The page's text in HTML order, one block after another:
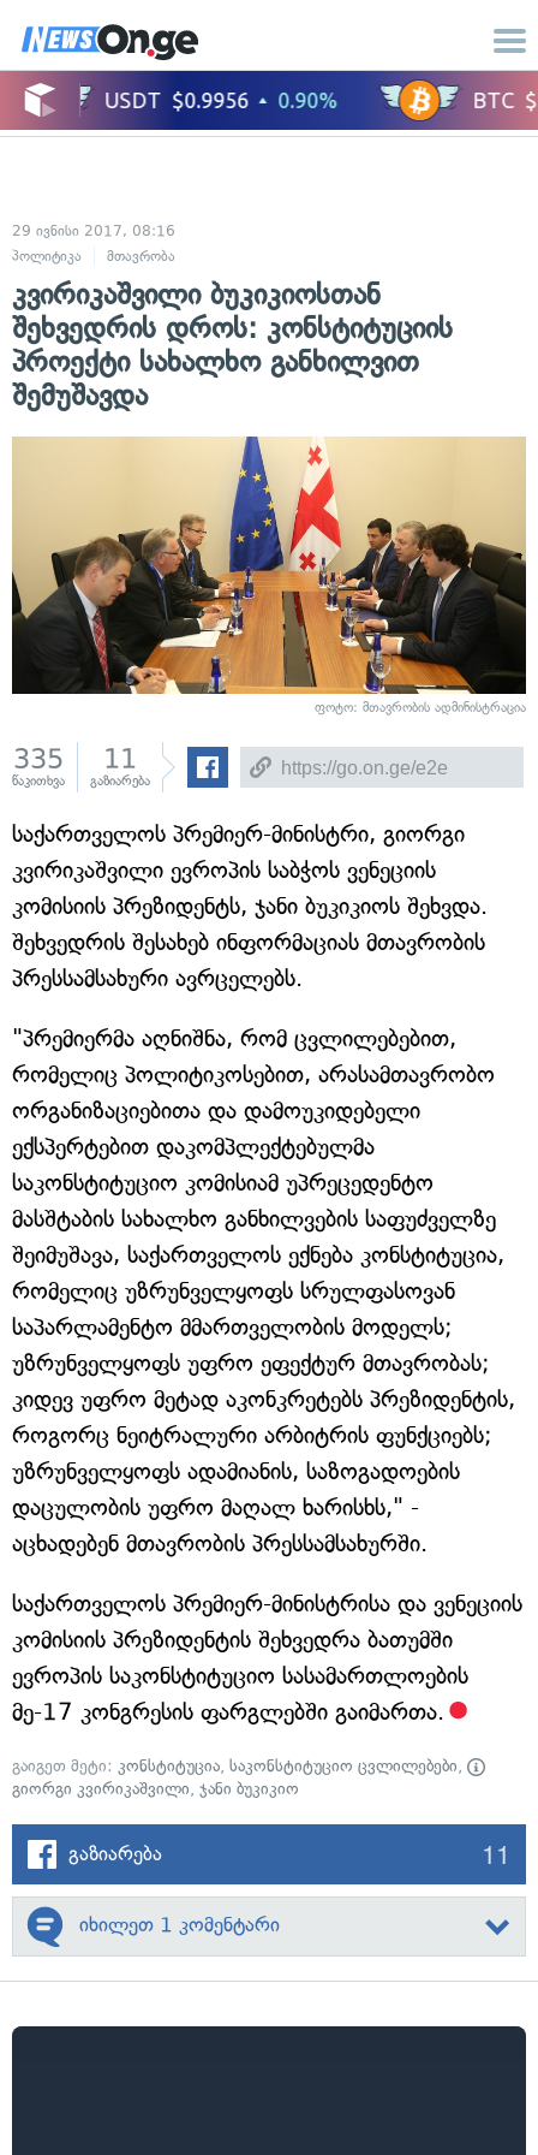
29 ივნისი 2017, 08:16
პოლიტიკა
მთავრობა
კვირიკაშვილი ბუკიკიოსთან
შეხვედრის დროს: კონსტიტუციის
პროექტი სახალხო განხილვით
შემუშავდა
ფოტო: მთავრობის ადმინისტრაცია
335
წაკითხვა
11
გაზიარება
საქართველოს პრემიერ-მინისტრი, გიორგი
კვირიკაშვილი ევროპის საბჭოს ვენეციის
კომისიის პრეზიდენტს, ჯანი ბუკიკიოს შეხვდა.
შეხვედრის შესახებ ინფორმაციას მთავრობის
პრესსამსახური ავრცელებს.
"პრემიერმა აღნიშნა, რომ ცვლილებებით,
რომელიც პოლიტიკოსებით, არასამთავრობო
ორგანიზაციებითა და დამოუკიდებელი
ექსპერტებით დაკომპლექტებულმა
საკონსტიტუციო კომისიამ უპრეცედენტო
მასშტაბის სახალხო განხილვების საფუძველზე
შეიმუშავა, საქართველოს ექნება კონსტიტუცია,
რომელიც უზრუნველყოფს სრულფასოვან
საპარლამენტო მმართველობის მოდელს;
უზრუნველყოფს უფრო ეფექტურ მთავრობას;
კიდევ უფრო მეტად აკონკრეტებს პრეზიდენტის,
როგორც ნეიტრალური არბიტრის ფუნქციებს;
უზრუნველყოფს ადამიანის, საზოგადოების
დაცულობის უფრო მაღალ ხარისხს," -
აცხადებენ მთავრობის პრესსამსახურში.
საქართველოს პრემიერ-მინისტრისა და ვენეციის
კომისიის პრეზიდენტის შეხვედრა ბათუმში
ევროპის საკონსტიტუციო სასამართლოების
მე-17 კონგრესის ფარგლებში გაიმართა.
გაიგეთ მეტი: კონსტიტუცია, საკონსტიტუციო ცვლილებები,
გიორგი კვირიკაშვილი, ჯანი ბუკიკიო
გაზიარება 11
იხილეთ 1 კომენტარი